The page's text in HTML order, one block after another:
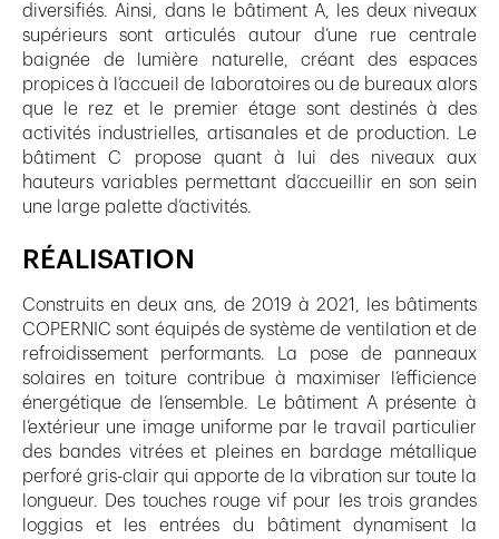
diversifiés. Ainsi, dans le bâtiment A, les deux niveaux
supérieurs sont articulés autour d’une rue centrale
baignée de lumière naturelle, créant des espaces
propices à l’accueil de laboratoires ou de bureaux alors
que le rez et le premier étage sont destinés à des
activités industrielles, artisanales et de production. Le
bâtiment C propose quant à lui des niveaux aux
hauteurs variables permettant d’accueillir en son sein
une large palette d’activités.
RÉALISATION
Construits en deux ans, de 2019 à 2021, les bâtiments
COPERNIC sont équipés de système de ventilation et de
refroidissement performants. La pose de panneaux
solaires en toiture contribue à maximiser l’efficience
énergétique de l’ensemble. Le bâtiment A présente à
l’extérieur une image uniforme par le travail particulier
des bandes vitrées et pleines en bardage métallique
perforé gris-clair qui apporte de la vibration sur toute la
longueur. Des touches rouge vif pour les trois grandes
loggias et les entrées du bâtiment dynamisent la